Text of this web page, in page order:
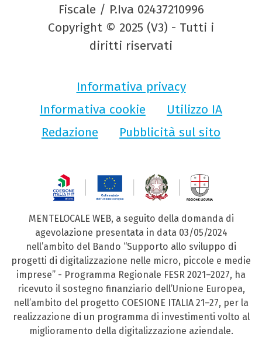
Fiscale / P.Iva 02437210996
Copyright © 2025 (V3) - Tutti i
diritti riservati
Informativa privacy
Informativa cookie
Utilizzo IA
Redazione
Pubblicità sul sito
MENTELOCALE WEB, a seguito della domanda di
agevolazione presentata in data 03/05/2024
nell’ambito del Bando “Supporto allo sviluppo di
progetti di digitalizzazione nelle micro, piccole e medie
imprese” - Programma Regionale FESR 2021–2027, ha
ricevuto il sostegno finanziario dell’Unione Europea,
nell’ambito del progetto COESIONE ITALIA 21–27, per la
realizzazione di un programma di investimenti volto al
miglioramento della digitalizzazione aziendale.